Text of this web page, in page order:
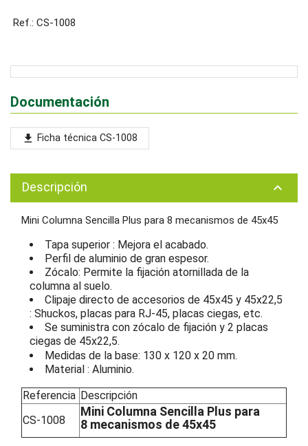
Ref.: CS-1008
Documentación
file_download Ficha técnica CS-1008
Descripción keyboard_arrow_up
Mini Columna Sencilla Plus para 8 mecanismos de 45x45
Tapa superior : Mejora el acabado.
Perfil de aluminio de gran espesor.
Zócalo: Permite la fijación atornillada de la
columna al suelo.
Clipaje directo de accesorios de 45x45 y 45x22,5
: Shuckos, placas para RJ-45, placas ciegas, etc.
Se suministra con zócalo de fijación y 2 placas
ciegas de 45x22,5.
Medidas de la base: 130 x 120 x 20 mm.
Material : Aluminio.
Referencia Descripción
CS-1008
Mini Columna Sencilla Plus para
8 mecanismos de 45x45